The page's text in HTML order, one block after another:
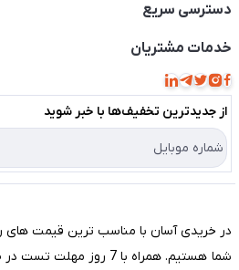
دسترسی سریع
حساب کاربری
مجله فروشگاه
لیست محصولات
درباره ما
تماس با ما
خدمات مشتریان
قوانین و مقررات
حریم خصوصی
راهنما
از جدید‌ترین تخفیف‌ها با‌ خبر شوید
در خریدی آسان با مناسب ترین قیمت های
شما هستیم. همراه با 7